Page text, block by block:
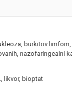
burkitov
nazofaringealni
likvor, bioptat